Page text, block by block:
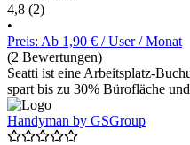
4,8 (2)
•
Preis: Ab 1,90 € / User / Monat
(2 Bewertungen)
Seatti ist eine Arbeitsplatz-
spart bis zu 30% Bürofläche
Handyman by GSGroup